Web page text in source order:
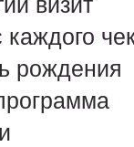
каждого
рождения